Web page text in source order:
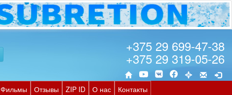
+375 29 699-47-38
+375 29 319-05-26
Фильмы Отзывы ZIP ID О нас Контакты